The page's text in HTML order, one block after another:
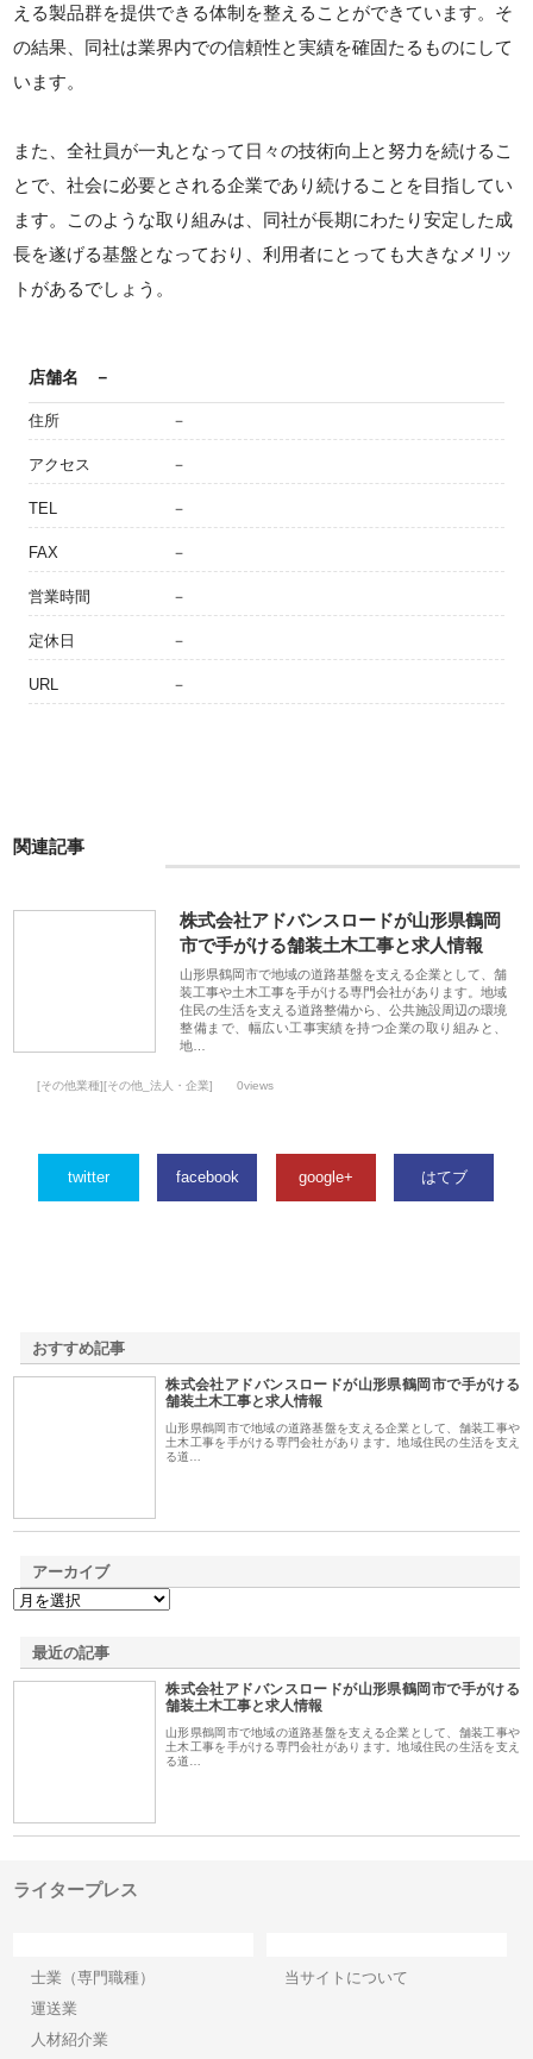
える製品群を提供できる体制を整えることができています。そ
の結果、同社は業界内での信頼性と実績を確固たるものにして
います。
また、全社員が一丸となって日々の技術向上と努力を続けるこ
とで、社会に必要とされる企業であり続けることを目指してい
ます。このような取り組みは、同社が長期にわたり安定した成
長を遂げる基盤となっており、利用者にとっても大きなメリッ
トがあるでしょう。
店舗名 －
住所 －
アクセス －
TEL －
FAX －
営業時間 －
定休日 －
URL －
関連記事
株式会社アドバンスロードが山形県鶴岡
市で手がける舗装土木工事と求人情報
山形県鶴岡市で地域の道路基盤を支える企業として、舗
装工事や土木工事を手がける専門会社があります。地域
住民の生活を支える道路整備から、公共施設周辺の環境
整備まで、幅広い工事実績を持つ企業の取り組みと、
地…
[その他業種][その他_法人・企業] 0views
twitter facebook google+ はてブ
おすすめ記事
株式会社アドバンスロードが山形県鶴岡市で手がける
舗装土木工事と求人情報
山形県鶴岡市で地域の道路基盤を支える企業として、舗装工事や
土木工事を手がける専門会社があります。地域住民の生活を支え
る道…
アーカイブ
最近の記事
株式会社アドバンスロードが山形県鶴岡市で手がける
舗装土木工事と求人情報
山形県鶴岡市で地域の道路基盤を支える企業として、舗装工事や
土木工事を手がける専門会社があります。地域住民の生活を支え
る道…
ライタープレス
士業（専門職種）
運送業
人材紹介業
当サイトについて